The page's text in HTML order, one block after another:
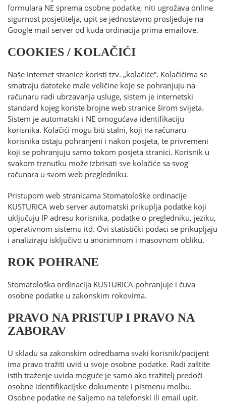
formulara NE sprema osobne podatke, niti ugrožava online
sigurnost posjetitelja, upit se jednostavno prosljeđuje na
Google mail server od kuda ordinacija prima emailove.
COOKIES / KOLAČIĆI
Naše internet stranice koristi tzv. „kolačiće“. Kolačićima se
smatraju datoteke male veličine koje se pohranjuju na
računaru radi ubrzavanja usluge, sistem je internetski
standard kojeg koriste brojne web stranice širom svijeta.
Sistem je automatski i NE omogućava identifikaciju
korisnika. Kolačići mogu biti stalni, koji na računaru
korisnika ostaju pohranjeni i nakon posjeta, te privremeni
koji se pohranjuju samo tokom posjeta stranici. Korisnik u
svakom trenutku može izbrisati sve kolačiće sa svog
računara u svom web pregledniku.
Pristupom web stranicama Stomatološke ordinacije
KUSTURICA web server automatski prikuplja podatke koji
uključuju IP adresu korisnika, podatke o pregledniku, jeziku,
operativnom sistemu itd. Ovi statistički podaci se prikupljaju
i analiziraju isključivo u anonimnom i masovnom obliku.
ROK POHRANE
Stomatološka ordinacija KUSTURICA pohranjuje i čuva
osobne podatke u zakonskim rokovima.
PRAVO NA PRISTUP I PRAVO NA
ZABORAV
U skladu sa zakonskim odredbama svaki korisnik/pacijent
ima pravo tražiti uvid u svoje osobne podatke. Radi zaštite
istih traženje uvida moguće je samo ako tražitelj predoči
osobne identifikacijske dokumente i pismenu molbu.
Osobne podatke ne šaljemo na telefonski ili email upit.